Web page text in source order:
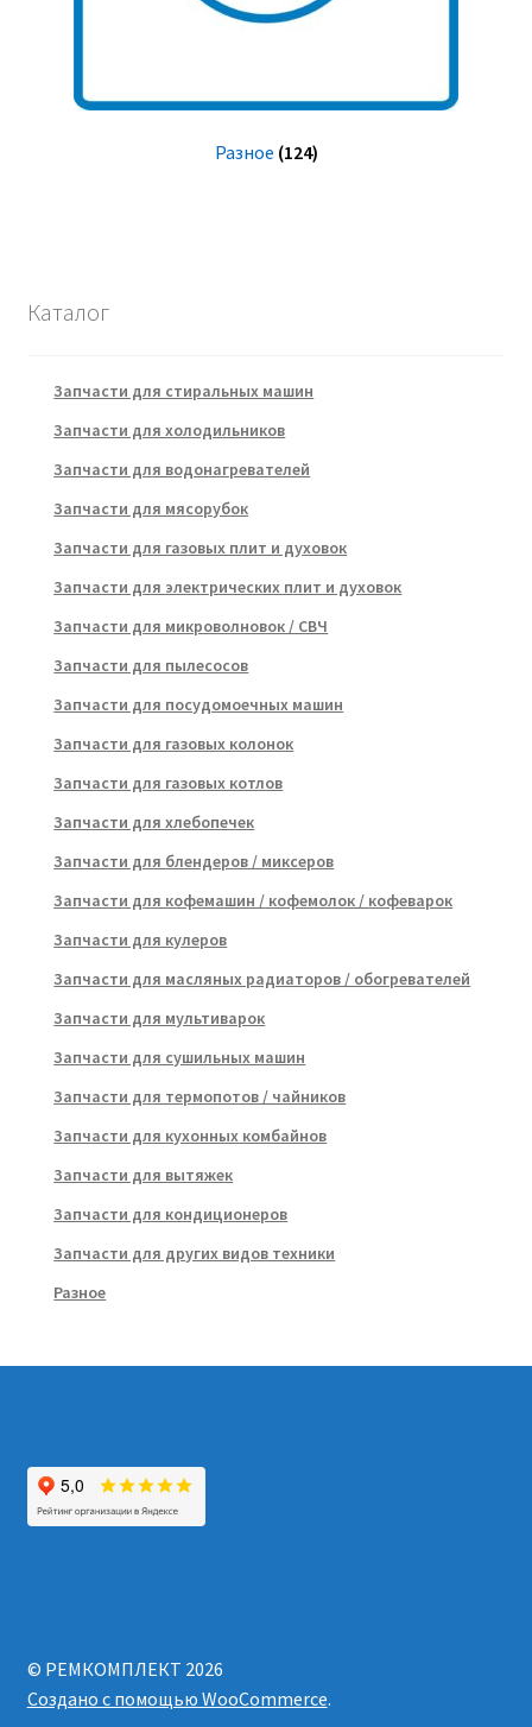
Разное (124)
Каталог
Запчасти для стиральных машин
Запчасти для холодильников
Запчасти для водонагревателей
Запчасти для мясорубок
Запчасти для газовых плит и духовок
Запчасти для электрических плит и духовок
Запчасти для микроволновок / СВЧ
Запчасти для пылесосов
Запчасти для посудомоечных машин
Запчасти для газовых колонок
Запчасти для газовых котлов
Запчасти для хлебопечек
Запчасти для блендеров / миксеров
Запчасти для кофемашин / кофемолок / кофеварок
Запчасти для кулеров
Запчасти для масляных радиаторов / обогревателей
Запчасти для мультиварок
Запчасти для сушильных машин
Запчасти для термопотов / чайников
Запчасти для кухонных комбайнов
Запчасти для вытяжек
Запчасти для кондиционеров
Запчасти для других видов техники
Разное
© РЕМКОМПЛЕКТ 2026
Создано с помощью WooCommerce.